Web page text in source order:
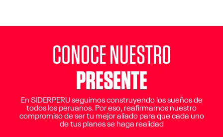
CONOCE NUESTRO
PRESENTE
En SIDERPERU seguimos construyendo los sueños de
todos los peruanos. Por eso, reafirmamos nuestro
compromiso de ser tu mejor aliado para que cada uno
de tus planes se haga realidad